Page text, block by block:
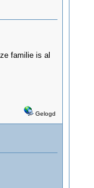
familie is al
Gelogd